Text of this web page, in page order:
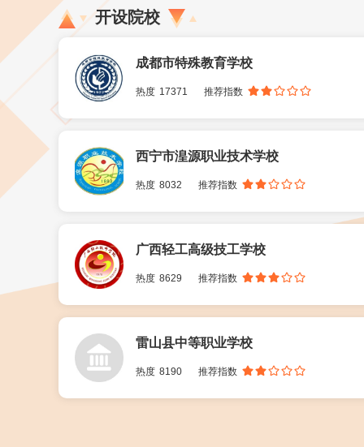
开设院校
成都市特殊教育学校
热度 17371 推荐指数
西宁市湟源职业技术学校
热度 8032 推荐指数
广西轻工高级技工学校
热度 8629 推荐指数
雷山县中等职业学校
热度 8190 推荐指数